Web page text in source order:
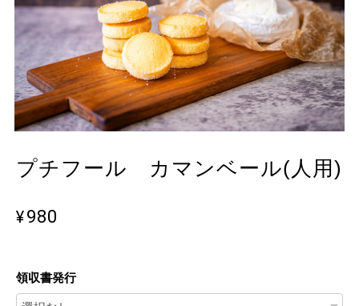
プチフール カマンベール(人用)
¥980
領収書発行